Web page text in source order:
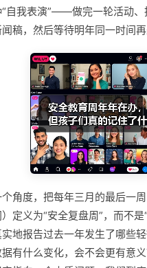
自我表演”——做完一轮活动、
稿，然后等待明年同一时间再
角度，把每年三月的最后一
定义为“安全复盘周”，而不是
地报告过去一年发生了哪些
有什么变化，会不会更有意